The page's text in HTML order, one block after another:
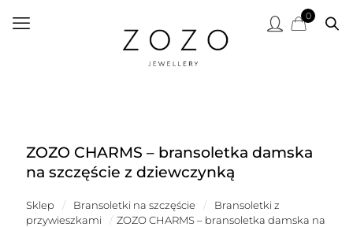
0
ZOZO CHARMS – bransoletka damska
na szczęście z dziewczynką
Sklep / Bransoletki na szczęście /
Bransoletki z
przywieszkami
/ ZOZO CHARMS – bransoletka damska na